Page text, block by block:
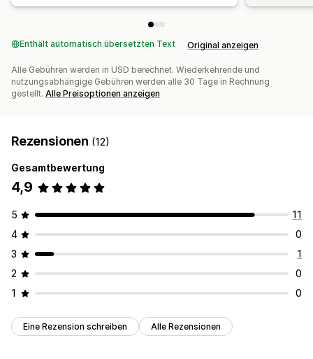
Enthält automatisch übersetzten Text Original anzeigen
Alle Gebühren werden in USD berechnet. Wiederkehrende und
nutzungsabhängige Gebühren werden alle 30 Tage in Rechnung
gestellt. Alle Preisoptionen anzeigen
Rezensionen (12)
Gesamtbewertung
4,9
5
11
4
0
3
1
2
0
1
0
Eine Rezension schreiben Alle Rezensionen